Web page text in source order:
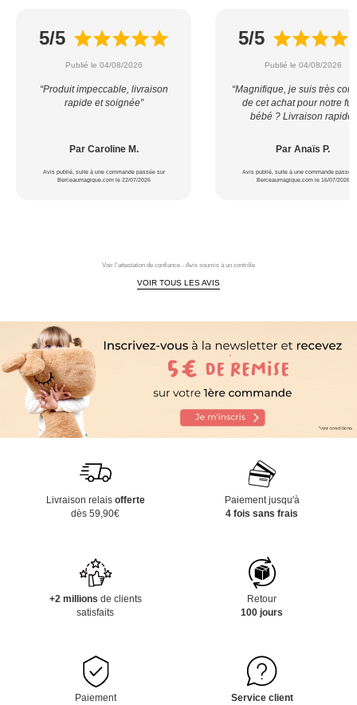
5/5
Publié le 04/08/2026
“Produit impeccable, livraison
rapide et soignée”
Par Caroline M.
Avis publié, suite à une commande passée sur
Berceaumagique.com le 22/07/2026
5/5
Publié le 04/08/2026
“Magnifique, je suis très
de cet achat pour notre
bébé ? Livraison rapide”
Par Anaïs P.
Avis publié, suite à une commande passée
Berceaumagique.com le 16/07/2026
Voir l'attestation de confiance - Avis soumis à un contrôle
VOIR TOUS LES AVIS
Livraison relais offerte
dès 59,90€
Paiement jusqu'à
4 fois sans frais
+2 millions de clients
satisfaits
Retour
100 jours
Paiement
Service client